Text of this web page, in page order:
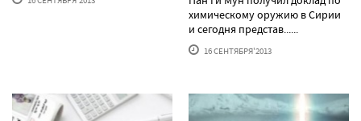
химическому оружию в Сирии
и сегодня представ......
16 СЕНТЯБРЯ'2013